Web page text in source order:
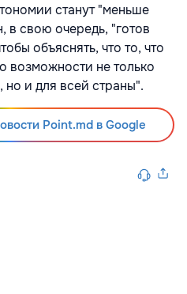
станут "меньше
в свою очередь, "готов
объяснять, что то, что
возможности не только
но и для всей страны".
Point.md в Google